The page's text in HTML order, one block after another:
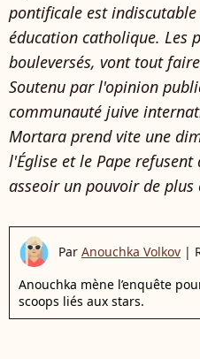
pontificale est
éducation catholique. Les
bouleversés, vont tout
Soutenu par l'opinion
communauté juive
Mortara prend vite une
l'Église et le Pape
asseoir un pouvoir de
Par Anouchka Volkov |
Anouchka mène l’enquête
scoops liés aux stars.